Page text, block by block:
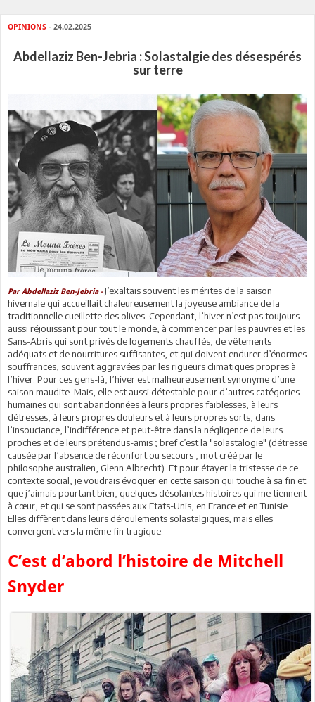
OPINIONS - 24.02.2025
Abdellaziz Ben-Jebria : Solastalgie des désespérés
sur terre
Par Abdellaziz Ben-Jebria - J’exaltais souvent les mérites de la saison
hivernale qui accueillait chaleureusement la joyeuse ambiance de la
traditionnelle cueillette des olives. Cependant, l’hiver n’est pas toujours
aussi réjouissant pour tout le monde, à commencer par les pauvres et les
Sans-Abris qui sont privés de logements chauffés, de vêtements
adéquats et de nourritures suffisantes, et qui doivent endurer d’énormes
souffrances, souvent aggravées par les rigueurs climatiques propres à
l’hiver. Pour ces gens-là, l’hiver est malheureusement synonyme d’une
saison maudite. Mais, elle est aussi détestable pour d’autres catégories
humaines qui sont abandonnées à leurs propres faiblesses, à leurs
détresses, à leurs propres douleurs et à leurs propres sorts, dans
l’insouciance, l’indifférence et peut-être dans la négligence de leurs
proches et de leurs prétendus-amis ; bref c’est la "solastalogie" (détresse
causée par l’absence de réconfort ou secours ; mot créé par le
philosophe australien, Glenn Albrecht). Et pour étayer la tristesse de ce
contexte social, je voudrais évoquer en cette saison qui touche à sa fin et
que j’aimais pourtant bien, quelques désolantes histoires qui me tiennent
à cœur, et qui se sont passées aux Etats-Unis, en France et en Tunisie.
Elles diffèrent dans leurs déroulements solastalgiques, mais elles
convergent vers la même fin tragique.
C’est d’abord l’histoire de Mitchell
Snyder